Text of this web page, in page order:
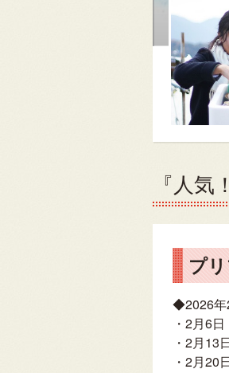
『人
プ
◆2026年
・2月6
・2月13
・2月20